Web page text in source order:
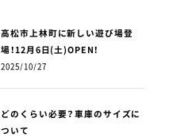
高松市上林町に新しい遊び場登
場！12月6日(土)OPEN！
2025/10/27
どのくらい必要？車庫のサイズに
ついて